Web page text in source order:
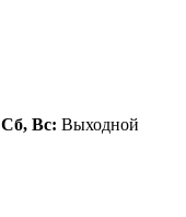
Сб, Вс: Выходной